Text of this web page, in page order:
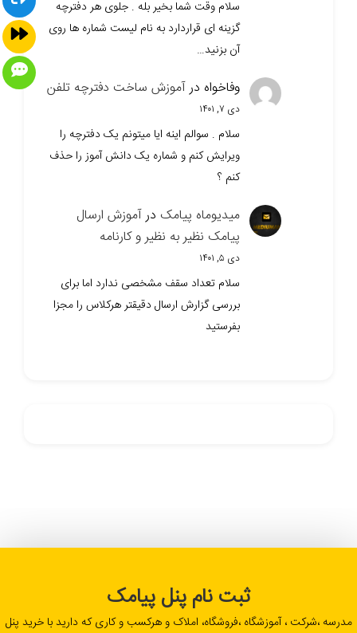
سلام وقت شما بخیر بله . جلوی هر دفترچه
گزینه ای قراردارد به نام لیست شماره ها روی
آن بزنید…
وفاخواه درآموزش ساخت دفترچه تلفن
دی ۷, ۱۴۰۱
سلام . سوالم اینه ایا میتونم یک دفترچه را
ویرایش کنم و شماره یک دانش آموز را حذف
کنم ؟
میدیوماه پیامک درآموزش ارسال
پیامک نظیر به نظیر و کارنامه
دی ۵, ۱۴۰۱
سلام تعداد سقف مشخصی ندارد اما برای
بررسی گزارش ارسال دقیقتر هرکلاس را مجزا
بفرستید
ثبت نام پنل پیامک
مدرسه ،شرکت ، آموزشگاه ،فروشگاه، املاک و هرکسب و کاری که دارید با خرید پنل